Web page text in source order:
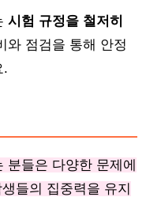
시험 규정을 철저히
와 점검을 통해 안정
.
분들은 다양한 문제에
들의 집중력을 유지